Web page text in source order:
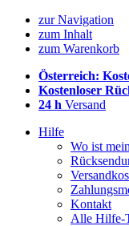
zur Navigation
zum Inhalt
zum Warenkorb
Österreich:
Kostenloser
24 h Versand
Hilfe
Wo ist
Kontakt
Alle Hilfe-